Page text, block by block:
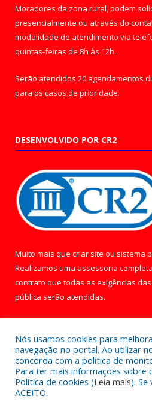
Moradores da zona rural, podem
presencialmente ou através do
modalidade de atendimento via
quintas-feiras de 8h às 12h.
Serão atendidos 20 agendamentos
para os casos de prioridade.
DESENVOLVIDO POR CR2
Muito mais que criar site ou sistema
Realizamos uma assessoria
contrato que todas as exigências das
pública serão atendidas.
Todos os direitos reservados a
Nós usamos cookies para
navegação no portal. Ao utilizar
concorda com a política de
Para ter mais informações sobre
Política de cookies (Leia mais).
ACEITO.